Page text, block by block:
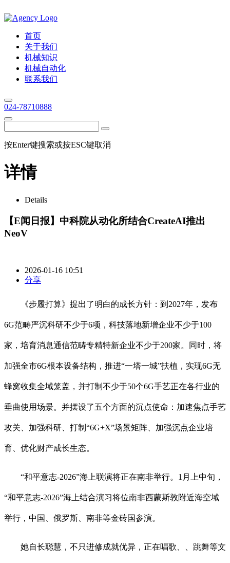
首页
关于我们
机械知识
机械自动化
联系我们
024-78710888
按Enter键搜索或按ESC键取消
详情
Details
【E闻日报】中科院从动化所结合CreateAI推出
NeoV
2026-01-16 10:51
分享
《步履打算》提出了明白的成长方针：到2027年，发布
6G范畴严沉科研不少于6项，科技落地新增企业不少于100
家，培育消息通信范畴专精特新企业不少于200家。同时，将
加强全市6G根本设备结构，推进“一塔一城”扶植，实现6G无
蜂窝收集全域笼盖，并打制不少于50个6G手艺正在各行业的
垂曲使用场景。并摆设了五个方面的沉点使命：加速焦点手艺
攻关、加强科研、打制“6G+X”场景矩阵、加强沉点企业培
育、优化财产成长生态。
“和平意志-2026”海上联演将正在南非举行。1月上中旬，
“和平意志-2026”海上结合演习将位南非西蒙斯敦附近海空域
举行，中国、俄罗斯、南非等金砖国参演。
她自长聪慧，不只进修成就优异，正在唱歌、、跳舞等文